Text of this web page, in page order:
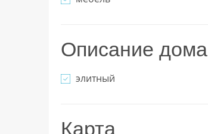
Описание дома
элитный
Карта